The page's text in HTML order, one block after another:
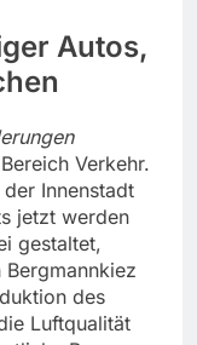
Autos,
Verkehr.
Innenstadt
jetzt werden
gestaltet,
des
Luftqualität